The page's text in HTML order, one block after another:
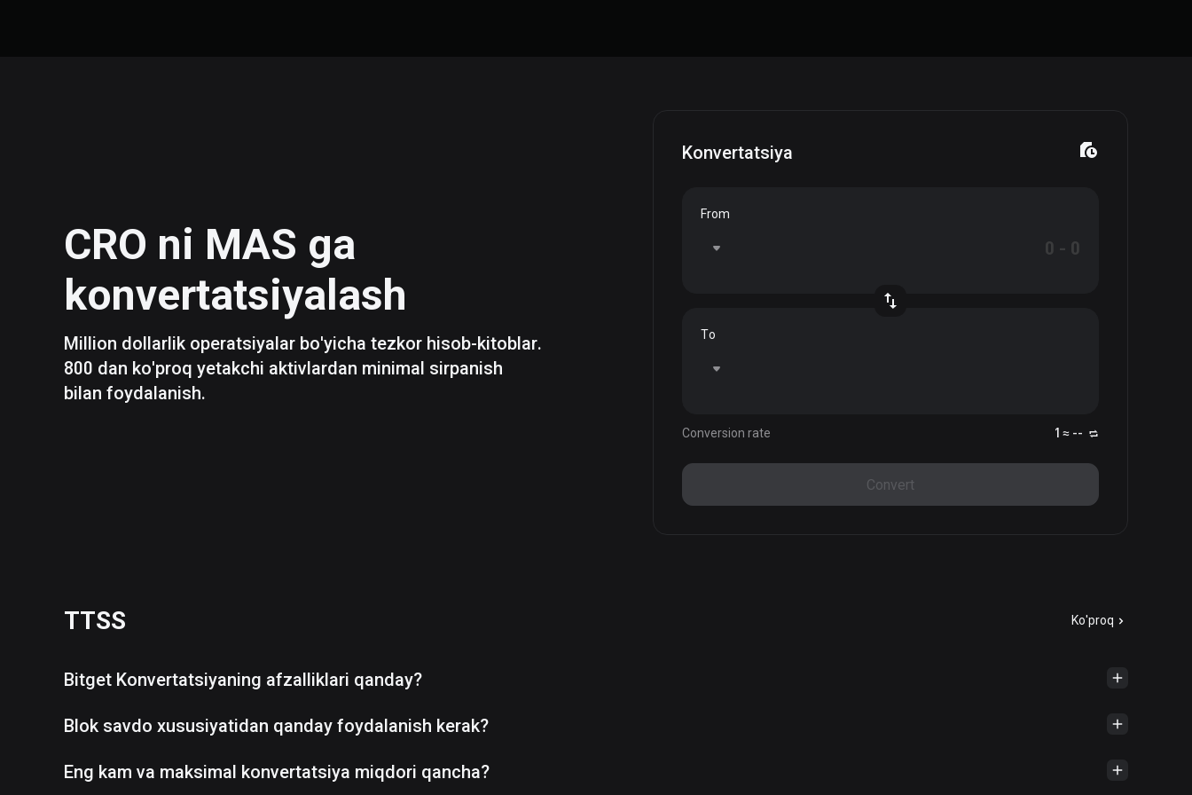
CRO ni MAS ga
konvertatsiyalash
Million dollarlik operatsiyalar bo'yicha tezkor hisob-kitoblar.
800 dan ko'proq yetakchi aktivlardan minimal sirpanish
bilan foydalanish.
Konvertatsiya
From
To
Conversion rate 1 ≈ --
Convert
TTSS Ko'proq
Bitget Konvertatsiyaning afzalliklari qanday?
Blok savdo xususiyatidan qanday foydalanish kerak?
Eng kam va maksimal konvertatsiya miqdori qancha?